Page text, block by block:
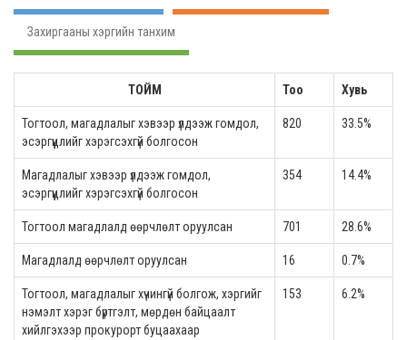
Захиргааны хэргийн танхим
ТОЙМ Тоо Хувь
Тогтоол, магадлалыг хэвээр үлдээж гомдол,
эсэргүүцлийг хэрэгсэхгүй болгосон
820 33.5%
Магадлалыг хэвээр үлдээж гомдол,
эсэргүүцлийг хэрэгсэхгүй болгосон
354 14.4%
Тогтоол магадлалд өөрчлөлт оруулсан 701 28.6%
Магадлалд өөрчлөлт оруулсан 16 0.7%
Тогтоол, магадлалыг хүчингүй болгож, хэргийг
нэмэлт хэрэг бүртгэлт, мөрдөн байцаалт
хийлгэхээр прокурорт буцаахаар
153 6.2%